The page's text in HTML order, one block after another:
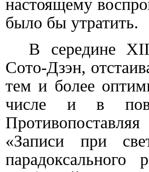
настоящему
было бы утратить.
В середине
Сото-Дзэн,
тем и более
числе и в
«Записи при
парадоксального